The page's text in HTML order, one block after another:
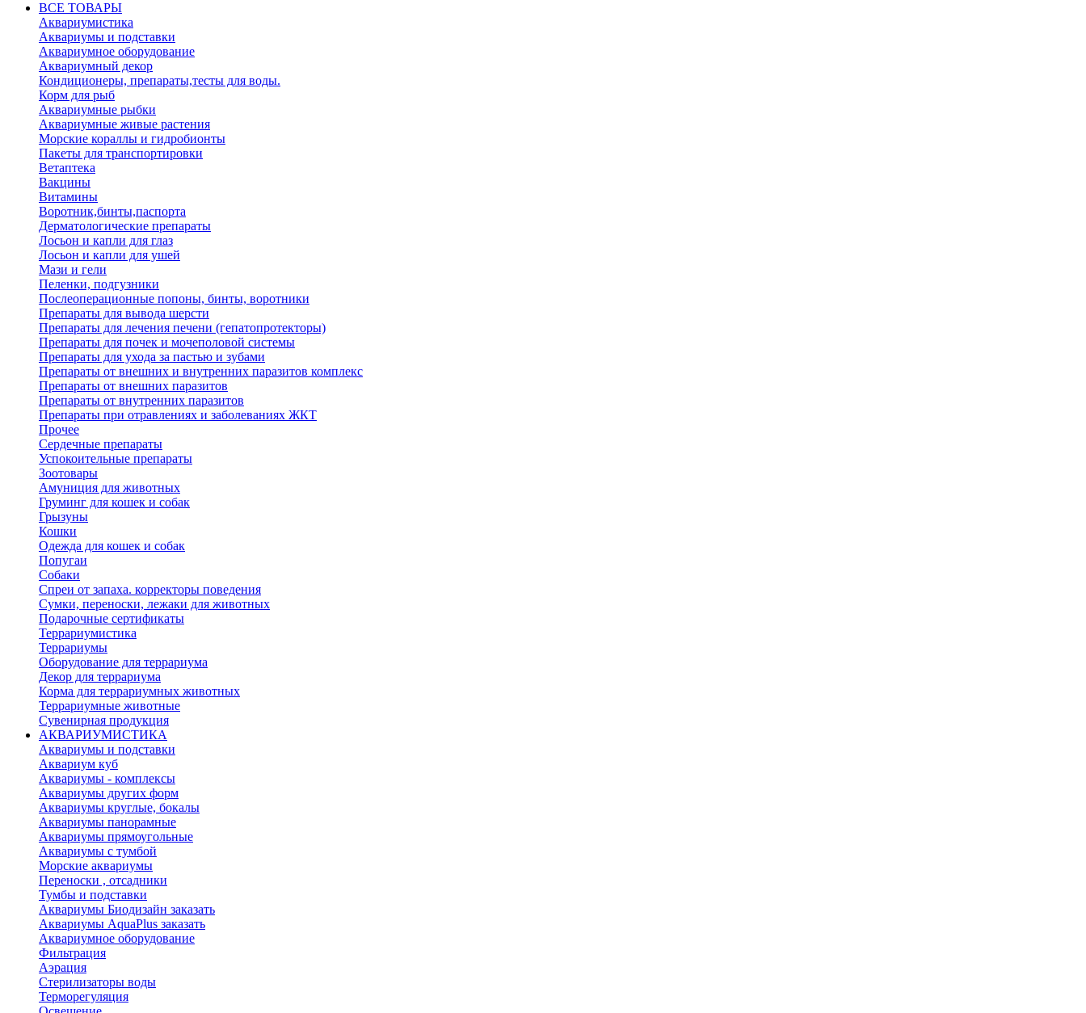
ВСЕ ТОВАРЫ
Аквариумистика
Аквариумы и подставки
Аквариумное оборудование
Аквариумный декор
Кондиционеры, препараты,тесты для воды.
Корм для рыб
Аквариумные рыбки
Аквариумные живые растения
Морские кораллы и гидробионты
Пакеты для транспортировки
Ветаптека
Вакцины
Витамины
Воротник,бинты,паспорта
Дерматологические препараты
Лосьон и капли для глаз
Лосьон и капли для ушей
Мази и гели
Пеленки, подгузники
Послеоперационные попоны, бинты, воротники
Препараты для вывода шерсти
Препараты для лечения печени (гепатопротекторы)
Препараты для почек и мочеполовой системы
Препараты для ухода за пастью и зубами
Препараты от внешних и внутренних паразитов комплекс
Препараты от внешних паразитов
Препараты от внутренних паразитов
Препараты при отравлениях и заболеваниях ЖКТ
Прочее
Сердечные препараты
Успокоительные препараты
Зоотовары
Амуниция для животных
Груминг для кошек и собак
Грызуны
Кошки
Одежда для кошек и собак
Попугаи
Собаки
Спреи от запаха. корректоры поведения
Сумки, переноски, лежаки для животных
Подарочные сертификаты
Террариумистика
Террариумы
Оборудование для террариума
Декор для террариума
Корма для террариумных животных
Террариумные животные
Сувенирная продукция
АКВАРИУМИСТИКА
Аквариумы и подставки
Аквариум куб
Аквариумы - комплексы
Аквариумы других форм
Аквариумы круглые, бокалы
Аквариумы панорамные
Аквариумы прямоугольные
Аквариумы с тумбой
Морские аквариумы
Переноски , отсадники
Тумбы и подставки
Аквариумы Биодизайн заказать
Аквариумы AquaPlus заказать
Аквариумное оборудование
Фильтрация
Аэрация
Стерилизаторы воды
Терморегуляция